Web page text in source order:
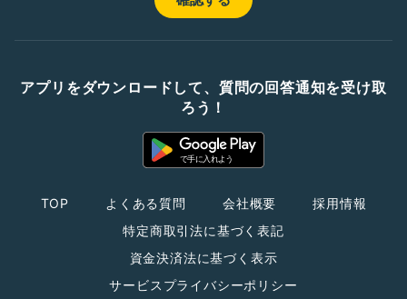
アプリをダウンロードして、質問の回答通知を受け取
ろう！
TOP よくある質問 会社概要
採用情報
特定商取引法に基づく表記
資金決済法に基づく表示
サービスプライバシーポリシー